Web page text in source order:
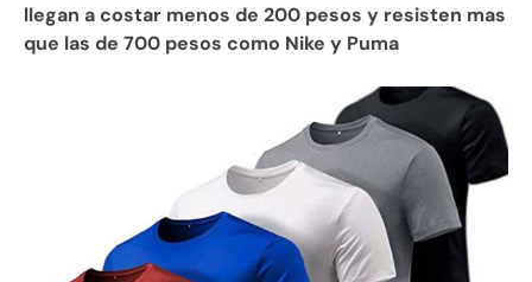
llegan a costar menos de 200 pesos y resisten mas
que las de 700 pesos como Nike y Puma